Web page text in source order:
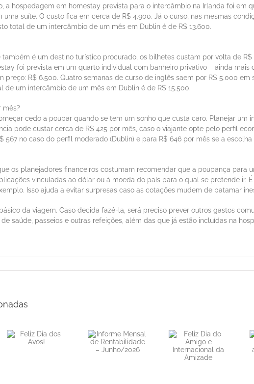
a hospedagem em homestay prevista para o intercâmbio na Irlanda foi em
suíte. O custo fica em cerca de R$ 4.900. Já o curso, nas mesmas
total de um intercâmbio de um mês em Dublin é de R$ 13.600.
também é um destino turístico procurado, os bilhetes custam por volta de R$
foi prevista em um quarto individual com banheiro privativo – ainda mais
preço: R$ 6.500. Quatro semanas de curso de inglês saem por R$ 5.000 em
de um intercâmbio de um mês em Dublin é de R$ 15.500.
mês?
cedo a poupar quando se tem um sonho que custa caro. Planejar um
pode custar cerca de R$ 425 por mês, caso o viajante opte pelo perfil
567 no caso do perfil moderado (Dublin) e para R$ 646 por mês se a escolha
os planejadores financeiros costumam recomendar que a poupança para
vinculadas ao dólar ou à moeda do país para o qual se pretende ir.
Isso ajuda a evitar surpresas caso as cotações mudem de patamar
da viagem. Caso decida fazê-la, será preciso prever outros gastos
saúde, passeios e outras refeições, além das que já estão incluídas na
Informe
Feliz Dia do
Amigo e
PrevUnisul
comemora 21